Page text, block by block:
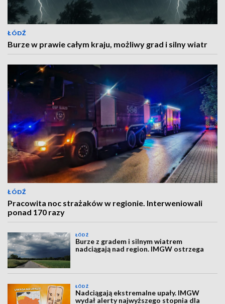
ŁÓDŹ
Burze w prawie całym kraju, możliwy grad i silny wiatr
ŁÓDŹ
Pracowita noc strażaków w regionie. Interweniowali
ponad 170 razy
ŁÓDŹ
Burze z gradem i silnym wiatrem
nadciągają nad region. IMGW ostrzega
ŁÓDŹ
Nadciągają ekstremalne upały. IMGW
wydał alerty najwyższego stopnia dla